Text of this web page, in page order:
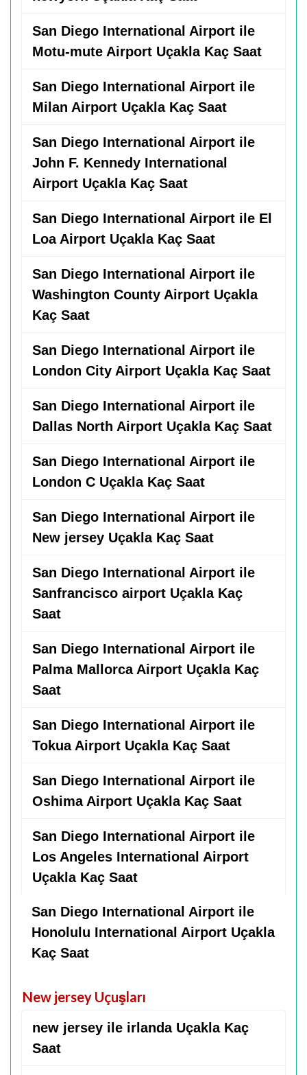
San Diego International Airport ile
Motu-mute Airport Uçakla Kaç Saat
San Diego International Airport ile
Milan Airport Uçakla Kaç Saat
San Diego International Airport ile
John F. Kennedy International
Airport Uçakla Kaç Saat
San Diego International Airport ile El
Loa Airport Uçakla Kaç Saat
San Diego International Airport ile
Washington County Airport Uçakla
Kaç Saat
San Diego International Airport ile
London City Airport Uçakla Kaç Saat
San Diego International Airport ile
Dallas North Airport Uçakla Kaç Saat
San Diego International Airport ile
London C Uçakla Kaç Saat
San Diego International Airport ile
New jersey Uçakla Kaç Saat
San Diego International Airport ile
Sanfrancisco airport Uçakla Kaç
Saat
San Diego International Airport ile
Palma Mallorca Airport Uçakla Kaç
Saat
San Diego International Airport ile
Tokua Airport Uçakla Kaç Saat
San Diego International Airport ile
Oshima Airport Uçakla Kaç Saat
San Diego International Airport ile
Los Angeles International Airport
Uçakla Kaç Saat
San Diego International Airport ile
Honolulu International Airport Uçakla
Kaç Saat
New jersey Uçuşları
new jersey ile irlanda Uçakla Kaç
Saat